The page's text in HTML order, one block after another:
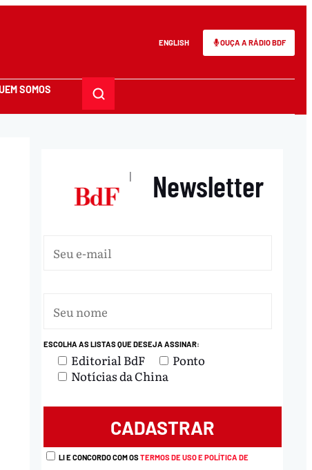
ENGLISH OUÇA A RÁDIO BDF
SOMOS
| Newsletter
ESCOLHA AS LISTAS QUE DESEJA ASSINAR:
Editorial BdF
Ponto
Notícias da China
LI E CONCORDO COM OSTERMOS DE USO E POLÍTICA DE